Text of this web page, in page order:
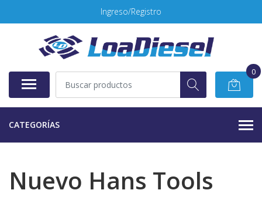
Ingreso/Registro
0
CATEGORÍAS
Nuevo Hans Tools